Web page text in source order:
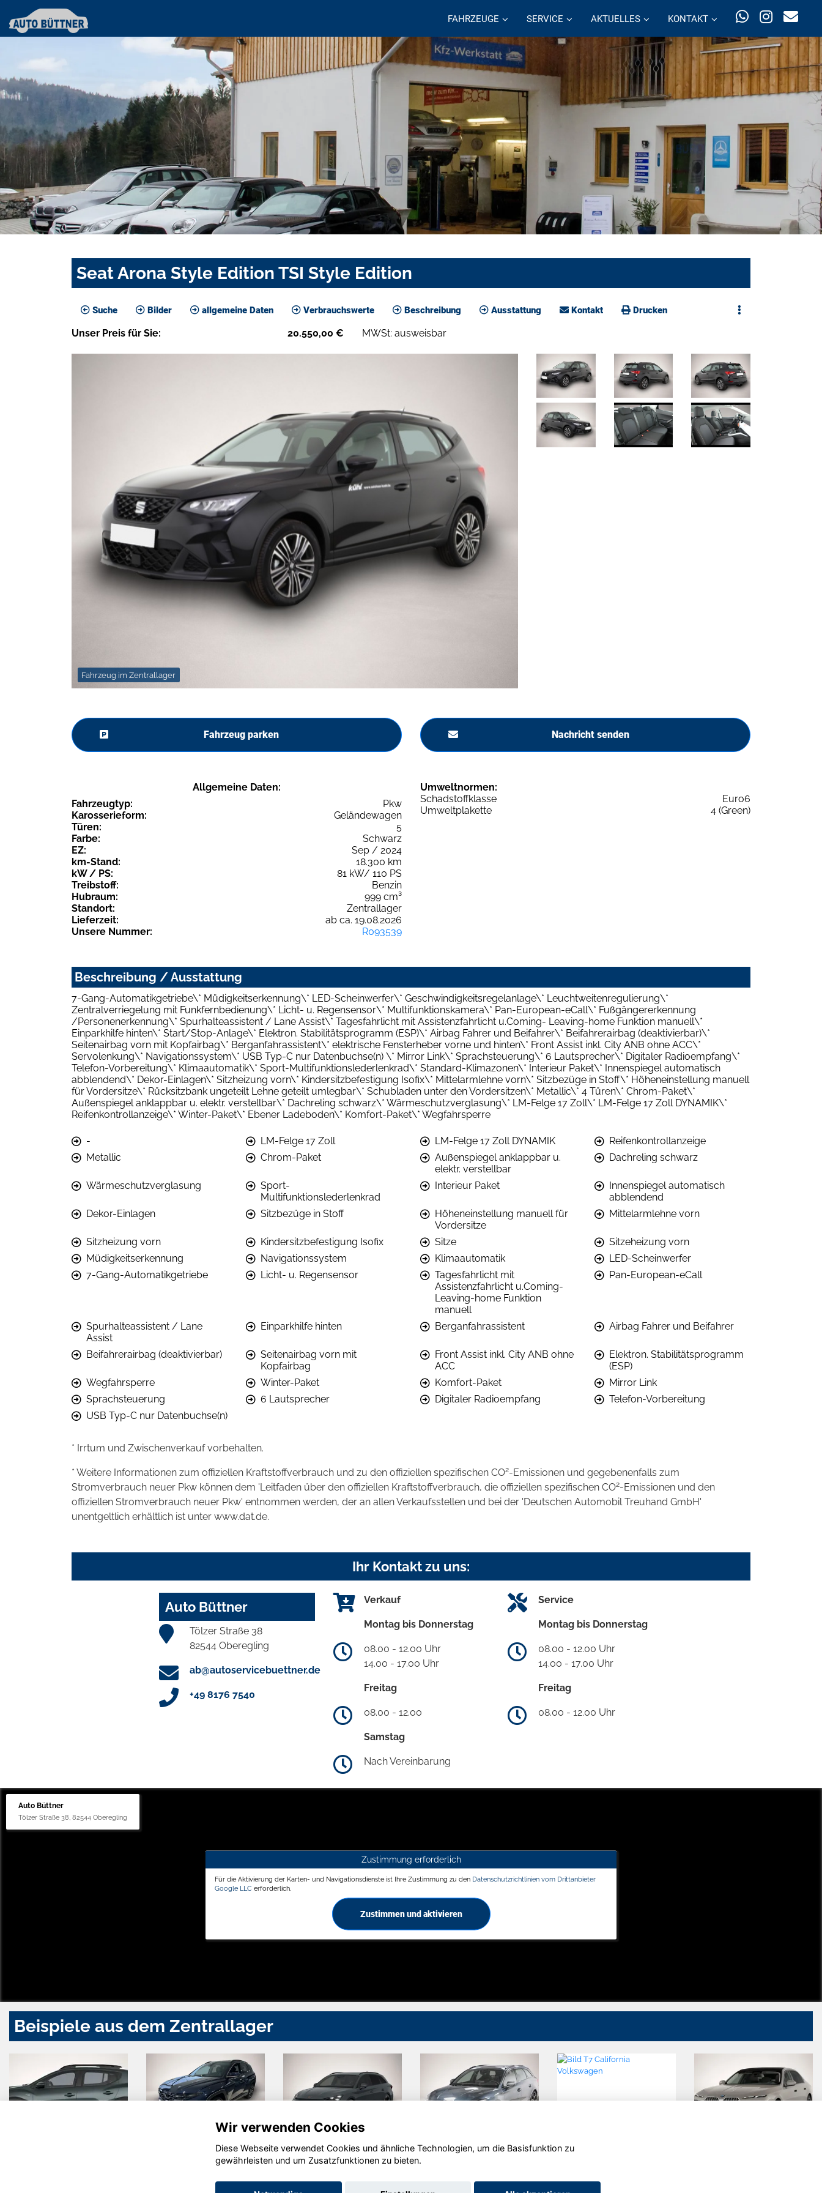
FAHRZEUGE SERVICE AKTUELLES KONTAKT
Seat Arona Style Edition TSI Style Edition
Suche Bilder allgemeine Daten Verbrauchswerte Beschreibung Ausstattung Kontakt Drucken
Unser Preis für Sie: 20.550,00 € MWSt: ausweisbar
Fahrzeug im Zentrallager
Fahrzeug parken Nachricht senden
Allgemeine Daten:
Fahrzeugtyp:
Pkw
Karosserieform:
Geländewagen
Türen:
5
Farbe:
Schwarz
EZ:
Sep / 2024
km-Stand:
18.300 km
kW / PS:
81 kW/ 110 PS
Treibstoff:
Benzin
Hubraum:
999 cm³
Standort:
Zentrallager
Lieferzeit:
ab ca. 19.08.2026
Unsere Nummer:
R093539
Umweltnormen:
Schadstoffklasse
Euro6
Umweltplakette
4 (Green)
Beschreibung / Ausstattung
7-Gang-Automatikgetriebe\* Müdigkeitserkennung\* LED-Scheinwerfer\* Geschwindigkeitsregelanlage\* Leuchtweitenregulierung\*
Zentralverriegelung mit Funkfernbedienung\* Licht- u. Regensensor\* Multifunktionskamera\* Pan-European-eCall\* Fußgängererkennung
/Personenerkennung\* Spurhalteassistent / Lane Assist\* Tagesfahrlicht mit Assistenzfahrlicht u.Coming- Leaving-home Funktion manuell\*
Einparkhilfe hinten\* Start/Stop-Anlage\* Elektron. Stabilitätsprogramm (ESP)\* Airbag Fahrer und Beifahrer\* Beifahrerairbag (deaktivierbar)\*
Seitenairbag vorn mit Kopfairbag\* Berganfahrassistent\* elektrische Fensterheber vorne und hinten\* Front Assist inkl. City ANB ohne ACC\*
Servolenkung\* Navigationssystem\* USB Typ-C nur Datenbuchse(n) \* Mirror Link\* Sprachsteuerung\* 6 Lautsprecher\* Digitaler Radioempfang\*
Telefon-Vorbereitung\* Klimaautomatik\* Sport-Multifunktionslederlenkrad\* Standard-Klimazonen\* Interieur Paket\* Innenspiegel automatisch
abblendend\* Dekor-Einlagen\* Sitzheizung vorn\* Kindersitzbefestigung Isofix\* Mittelarmlehne vorn\* Sitzbezüge in Stoff\* Höheneinstellung manuell
für Vordersitze\* Rücksitzbank ungeteilt Lehne geteilt umlegbar\* Schubladen unter den Vordersitzen\* Metallic\* 4 Türen\* Chrom-Paket\*
Außenspiegel anklappbar u. elektr. verstellbar\* Dachreling schwarz\* Wärmeschutzverglasung\* LM-Felge 17 Zoll\* LM-Felge 17 Zoll DYNAMIK\*
Reifenkontrollanzeige\* Winter-Paket\* Ebener Ladeboden\* Komfort-Paket\* Wegfahrsperre
- LM-Felge 17 Zoll LM-Felge 17 Zoll DYNAMIK
Reifenkontrollanzeige
Metallic
Chrom-Paket
Außenspiegel anklappbar u.
elektr. verstellbar
Dachreling schwarz
Wärmeschutzverglasung
Sport-
Multifunktionslederlenkrad
Interieur Paket
Innenspiegel automatisch
abblendend
Dekor-Einlagen
Sitzbezüge in Stoff
Höheneinstellung manuell für
Vordersitze
Mittelarmlehne vorn
Sitzheizung vorn Kindersitzbefestigung Isofix Sitze
Sitzeheizung vorn
Müdigkeitserkennung
Navigationssystem Klimaautomatik
LED-Scheinwerfer
7-Gang-Automatikgetriebe
Licht- u. Regensensor
Tagesfahrlicht mit
Assistenzfahrlicht u.Coming-
Leaving-home Funktion
manuell
Pan-European-eCall
Spurhalteassistent / Lane
Assist
Einparkhilfe hinten Berganfahrassistent Airbag Fahrer und Beifahrer
Beifahrerairbag (deaktivierbar)
Seitenairbag vorn mit
Kopfairbag
Front Assist inkl. City ANB ohne
ACC
Elektron. Stabilitätsprogramm
(ESP)
Wegfahrsperre
Winter-Paket Komfort-Paket
Mirror Link
Sprachsteuerung
6 Lautsprecher Digitaler Radioempfang
Telefon-Vorbereitung
USB Typ-C nur Datenbuchse(n)
* Irrtum und Zwischenverkauf vorbehalten.
* Weitere Informationen zum offiziellen Kraftstoffverbrauch und zu den offiziellen spezifischen CO2-Emissionen und gegebenenfalls zum
Stromverbrauch neuer Pkw können dem 'Leitfaden über den offiziellen Kraftstoffverbrauch, die offiziellen spezifischen CO2-Emissionen und den
offiziellen Stromverbrauch neuer Pkw' entnommen werden, der an allen Verkaufsstellen und bei der 'Deutschen Automobil Treuhand GmbH'
unentgeltlich erhältlich ist unter www.dat.de.
Ihr Kontakt zu uns:
Auto Büttner
Tölzer Straße 38
82544 Oberegling
ab@autoservicebuettner.de
+49 8176 7540
Verkauf
Montag bis Donnerstag
08.00 - 12.00 Uhr
14.00 - 17.00 Uhr
Freitag
08.00 - 12.00
Samstag
Nach Vereinbarung
Service
Montag bis Donnerstag
08.00 - 12.00 Uhr
14.00 - 17.00 Uhr
Freitag
08.00 - 12.00 Uhr
Auto Büttner
Tölzer Straße 38, 82544 Oberegling
Zustimmung erforderlich
Für die Aktivierung der Karten- und Navigationsdienste ist Ihre Zustimmung zu den Datenschutzrichtlinien vom Drittanbieter
Google LLC erforderlich.
Zustimmen und aktivieren
Beispiele aus dem Zentrallager
Skoda
Octavia
Seat Ateca Seat Ibiza
Wir verwenden Cookies
Diese Webseite verwendet Cookies und ähnliche Technologien, um die Basisfunktion zu
gewährleisten und um Zusatzfunktionen zu bieten.